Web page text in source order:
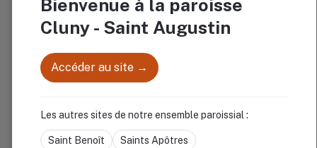
Rencontrons-nous
Bienvenue à la paroisse
Cluny - Saint Augustin
Accéder au site →
Les autres sites de notre ensemble paroissial :
Saint Benoît Saints Apôtres